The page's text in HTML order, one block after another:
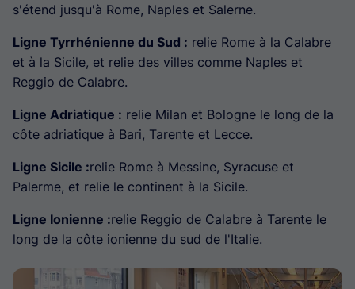
s'étend jusqu'à Rome, Naples et Salerne.
Ligne Tyrrhénienne du Sud : relie Rome à la Calabre
et à la Sicile, et relie des villes comme Naples et
Reggio de Calabre.
Ligne Adriatique : relie Milan et Bologne le long de la
côte adriatique à Bari, Tarente et Lecce.
Ligne Sicile :relie Rome à Messine, Syracuse et
Palerme, et relie le continent à la Sicile.
Ligne Ionienne :relie Reggio de Calabre à Tarente le
long de la côte ionienne du sud de l'Italie.